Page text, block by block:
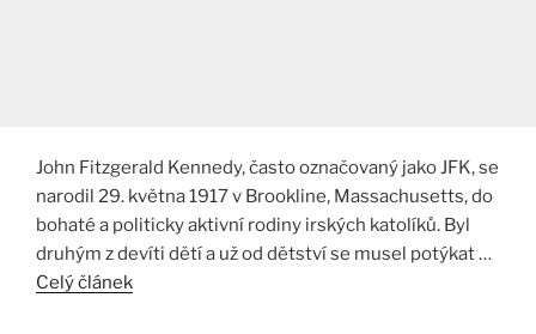
John Fitzgerald Kennedy, často označovaný jako JFK, se
narodil 29. května 1917 v Brookline, Massachusetts, do
bohaté a politicky aktivní rodiny irských katolíků. Byl
druhým z devíti dětí a už od dětství se musel potýkat …
Celý článek